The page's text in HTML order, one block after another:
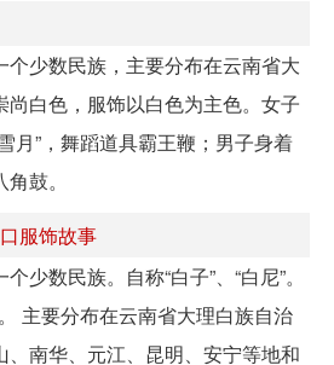
个少数民族，主要分布在云南省大
尚白色，服饰以白色为主色。女子
月”，舞蹈道具霸王鞭；男子身着
鼓。
服饰故事
少数民族。自称“白子”、“白尼”。
主要分布在云南省大理白族自治
、南华、元江、昆明、安宁等地和